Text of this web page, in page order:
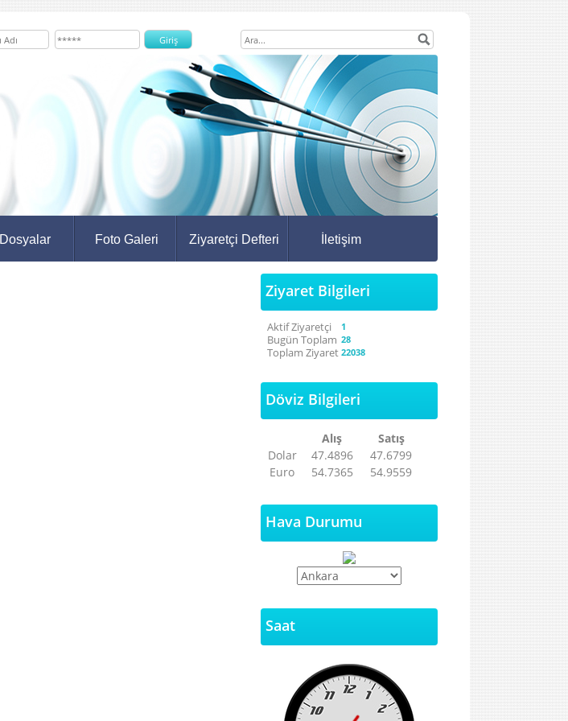
Dosyalar Foto Galeri Ziyaretçi Defteri İletişim
Ziyaret Bilgileri
Aktif Ziyaretçi 1
Bugün Toplam 28
Toplam Ziyaret 22038
Döviz Bilgileri
Alış
Satış
Dolar
47.4896
47.6799
Euro
54.7365 54.9559
Hava Durumu
Saat